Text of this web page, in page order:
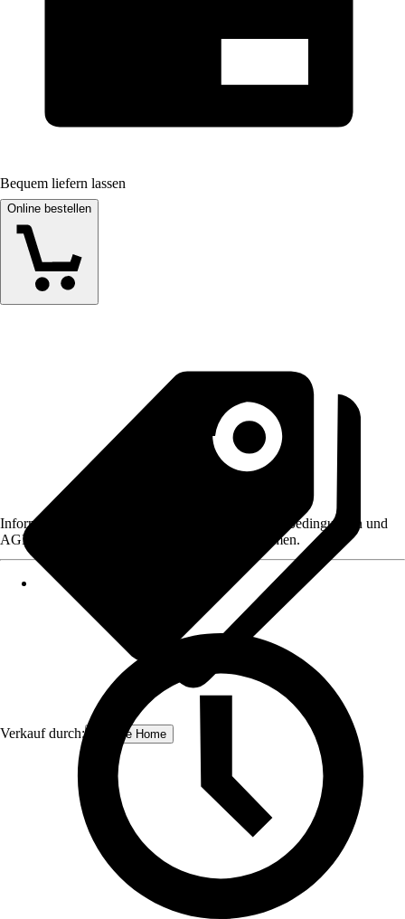
Bequem liefern lassen
Online bestellen
Verkauf durch: Schulte Home
Informationen des Verkäufers, wie z. B. Rückgabebedingungen und
AGB, finden Sie bei Klick auf den Verkäufernamen.